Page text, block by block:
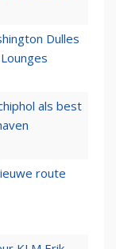
Dulles
als best
route